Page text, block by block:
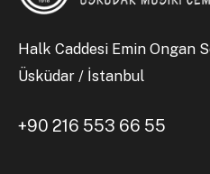
Halk Caddesi Emin Ongan
Üsküdar / İstanbul
+90 216 553 66 55